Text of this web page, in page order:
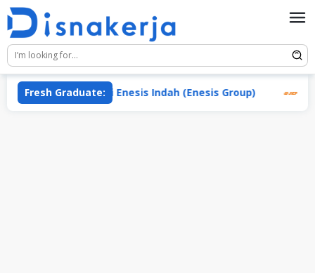
Skip
content
Fresh Graduate:
PT Sari Enesis Indah (Enesis Group) PT